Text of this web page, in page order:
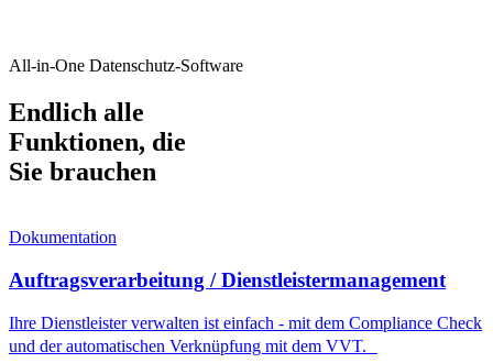
All-in-One Datenschutz-Software
Endlich alle
Funktionen, die
Sie brauchen
Dokumentation
Auftragsverarbeitung / Dienstleistermanagement
Ihre Dienstleister verwalten ist einfach - mit dem Compliance Check
und der automatischen Verknüpfung mit dem VVT.